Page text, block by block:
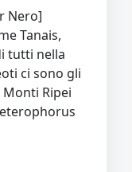
Nero]
Tanais,
tutti nella
ci sono gli
Ripei